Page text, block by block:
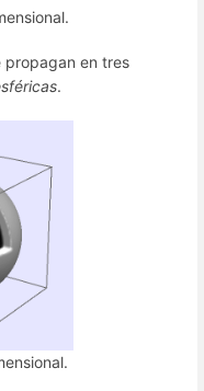
propagan en tres
.